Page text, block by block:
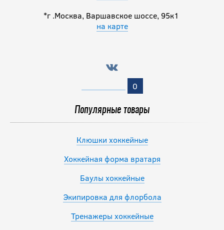
*г .Москва, Варшавское шоссе, 95к1
на карте
0
Популярные товары
Клюшки хоккейные
Хоккейная форма вратаря
Баулы хоккейные
Экипировка для флорбола
Тренажеры хоккейные